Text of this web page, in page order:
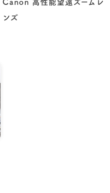
Canon 高性能望遠ズームレ
ンズ